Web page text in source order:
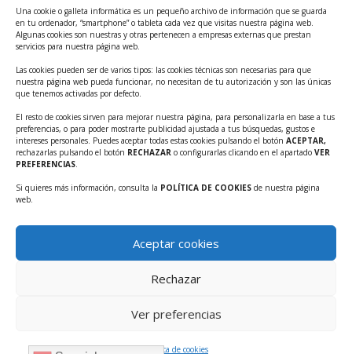
Una cookie o galleta informática es un pequeño archivo de información que se guarda
en tu ordenador, “smartphone” o tableta cada vez que visitas nuestra página web.
Algunas cookies son nuestras y otras pertenecen a empresas externas que prestan
servicios para nuestra página web.
Las cookies pueden ser de varios tipos: las cookies técnicas son necesarias para que
nuestra página web pueda funcionar, no necesitan de tu autorización y son las únicas
que tenemos activadas por defecto.
El resto de cookies sirven para mejorar nuestra página, para personalizarla en base a tus
preferencias, o para poder mostrarte publicidad ajustada a tus búsquedas, gustos e
intereses personales. Puedes aceptar todas estas cookies pulsando el botón ACEPTAR,
rechazarlas pulsando el botón RECHAZAR o configurarlas clicando en el apartado VER
PREFERENCIAS.
Si quieres más información, consulta la POLÍTICA DE COOKIES de nuestra página
web.
Aceptar cookies
Rechazar
Ver preferencias
Política de cookies
Ayudas INFO para el apoyo a las empresas
innovadoras con potencial tecnológico y escalables
Convocatoria Cheque de Innovación. Ayudas INFO
para la contratación de servicios de Innovación y
Competitividad
Cheque Inversión del INFO. Ayudas para la
contratación de servicios de Innovación y
Competitividad para apoyar rondas de financiación.
Inscripciones abiertas!!
Ayudas INFO para la contratación de servicios de
Innovación y Competitividad (CHEQUE